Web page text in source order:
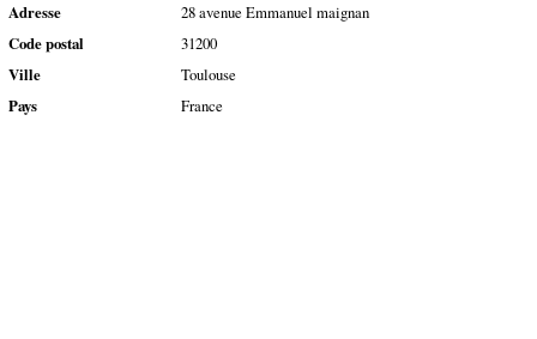
Adresse
28 avenue Emmanuel maignan
Code postal
31200
Ville
Toulouse
Pays
France